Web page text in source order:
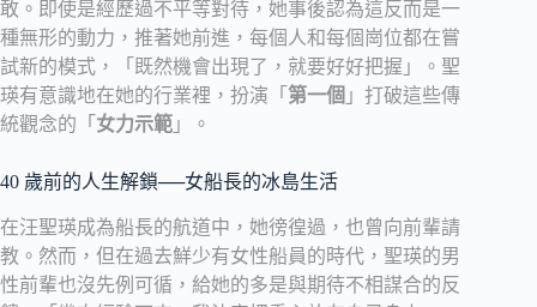
敢。即使是經歷過不平等對待，她事後認為這反而是一
種無形的動力，推著她前進，每個人和每個崗位都在嘗
試新的模式，「既然機會出現了，就要好好把握」。聖
瑛有意識地在她的行業裡，扮演「 第一個 」打破這些傳
統觀念的「 女力示範 」。
40 歲前的人生解鎖──女船長的冰島生活
在汪聖瑛成為船長的航道中，她徬徨過，也曾向前輩請
教。然而，但在過去鮮少有女性船員的時代，聖瑛的男
性前輩也沒先例可循，給她的多是與期待不相謀合的反